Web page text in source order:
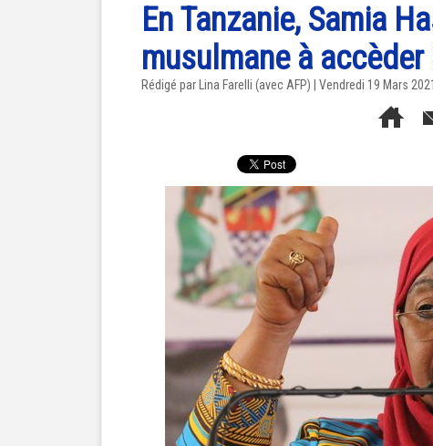
En Tanzanie, Samia
musulmane à
Rédigé par Lina Farelli (avec AFP) | Vendredi 19 Mars 2021